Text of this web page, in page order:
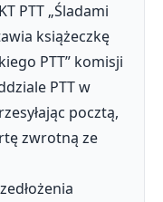
PTT „Śladami
książeczkę
PTT” komisji
PTT w
pocztą,
zwrotną ze